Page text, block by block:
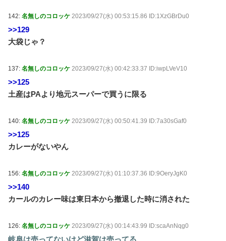
142: 名無しのコロッケ 2023/09/27(水) 00:53:15.86 ID:1XzGBrDu0
>>129
大袋じゃ？
137: 名無しのコロッケ 2023/09/27(水) 00:42:33.37 ID:iwpLVeV10
>>125
土産はPAより地元スーパーで買うに限る
140: 名無しのコロッケ 2023/09/27(水) 00:50:41.39 ID:7a30sGaf0
>>125
カレーがないやん
156: 名無しのコロッケ 2023/09/27(水) 01:10:37.36 ID:9OeryJgK0
>>140
カールのカレー味は東日本から撤退した時に消された
126: 名無しのコロッケ 2023/09/27(水) 00:14:43.99 ID:scaAnNqg0